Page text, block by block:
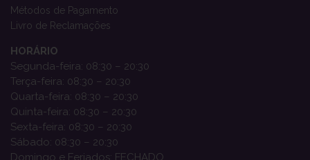
Métodos de Pagamento
Livro de Reclamações
HORÁRIO
Segunda-feira: 08:30 – 20:30
Terça-feira: 08:30 – 20:30
Quarta-feira: 08:30 – 20:30
Quinta-feira: 08:30 – 20:30
Sexta-feira: 08:30 – 20:30
Sábado: 08:30 – 20:30
Domingo e Feriados: FECHADO